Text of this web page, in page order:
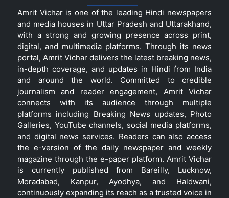
Amrit Vichar is one of the leading Hindi newspapers
and media houses in Uttar Pradesh and Uttarakhand,
with a strong and growing presence across print,
digital, and multimedia platforms. Through its news
portal, Amrit Vichar delivers the latest breaking news,
in-depth coverage, and updates in Hindi from India
and around the world. Committed to credible
journalism and reader engagement, Amrit Vichar
connects with its audience through multiple
platforms including Breaking News updates, Photo
Galleries, YouTube channels, social media platforms,
and digital news services. Readers can also access
the e-version of the daily newspaper and weekly
magazine through the e-paper platform. Amrit Vichar
is currently published from Bareilly, Lucknow,
Moradabad, Kanpur, Ayodhya, and Haldwani,
continuously expanding its reach as a trusted voice in